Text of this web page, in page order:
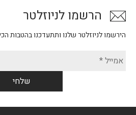
הרשמו לניוזלטר
הירשמו לניוזלטר שלנו ותתעדכנו בהטבות הכי